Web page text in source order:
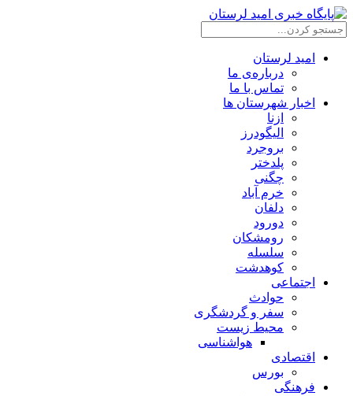
امید لرستان
درباره‌ی ما
تماس با ما
اخبار شهرستان ها
ازنا
الیگودرز
بروجرد
پلدختر
چگنی
خرم آباد
دلفان
دورود
رومشکان
سلسله
کوهدشت
اجتماعی
حوادث
سفر و گردشگری
محیط زیست
هواشناسی
اقتصادی
بورس
فرهنگی